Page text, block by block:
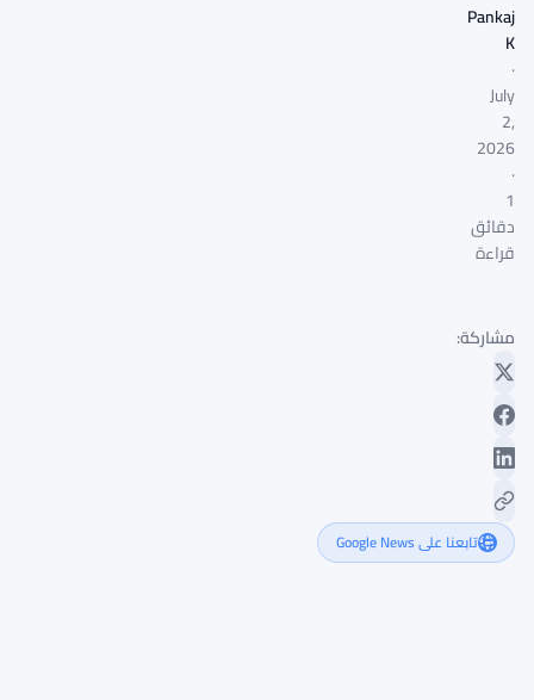
Pankaj
K
·
July
2,
2026
·
1
دقائق
قراءة
مشاركة:
تابعنا على Google News